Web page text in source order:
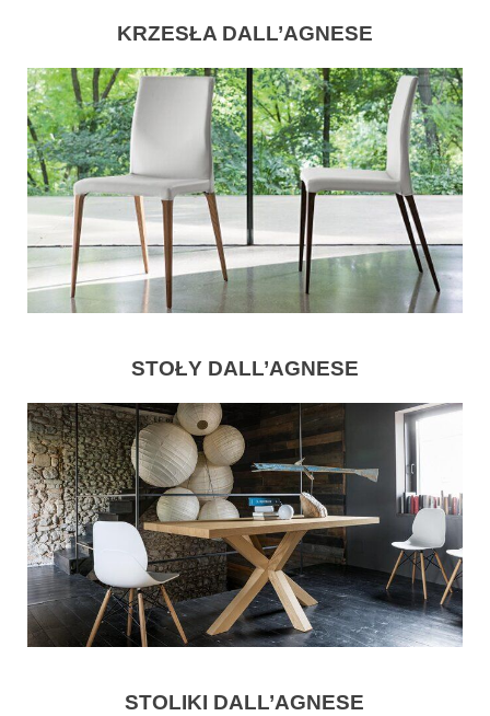
KRZESŁA DALL’AGNESE
STOŁY DALL’AGNESE
STOLIKI DALL’AGNESE